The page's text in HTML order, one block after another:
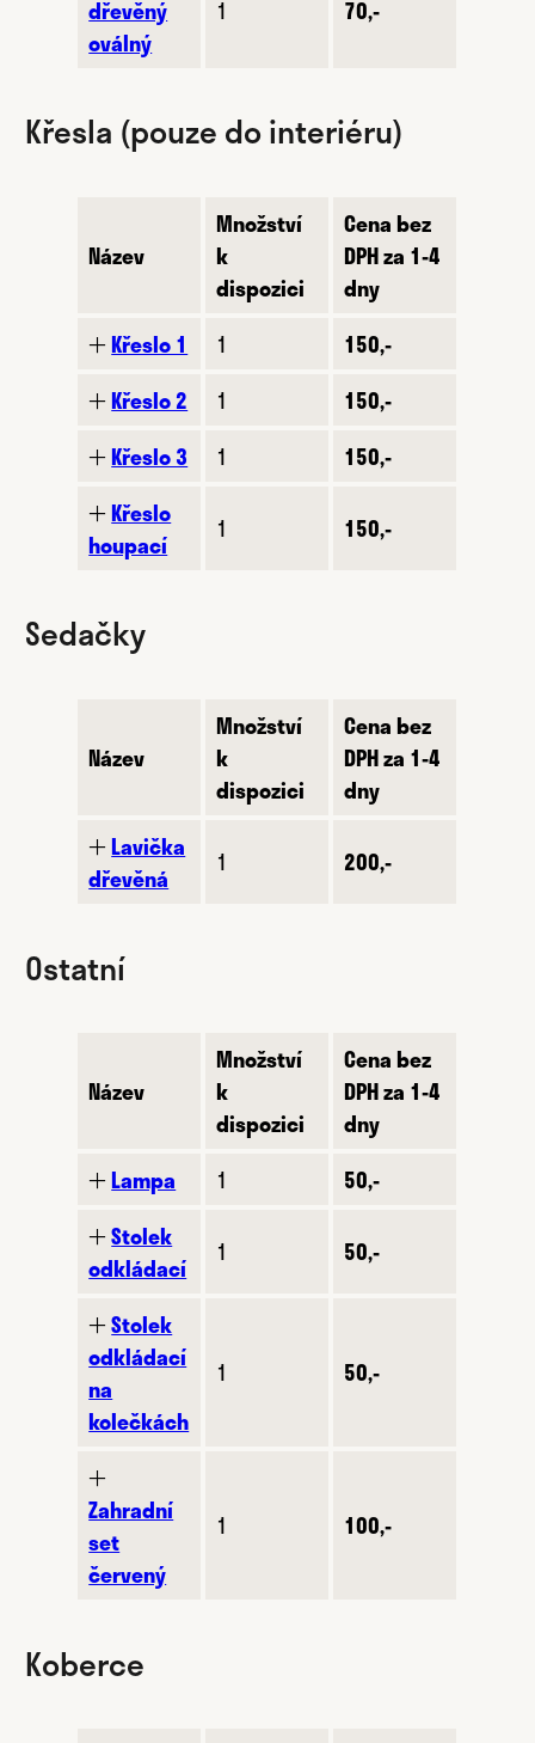
dřevěný
oválný
1 70,-
Křesla (pouze do interiéru)
Název
Množství
k
dispozici
Cena bez
DPH za 1-4
dny
🞢Křeslo 1 1
150,-
🞢Křeslo 2 1
150,-
🞢Křeslo 3 1
150,-
🞢Křeslo
houpací
1 150,-
Sedačky
Název
Množství
k
dispozici
Cena bez
DPH za 1-4
dny
🞢Lavička
dřevěná
1 200,-
Ostatní
Název
Množství
k
dispozici
Cena bez
DPH za 1-4
dny
🞢Lampa 1
50,-
🞢Stolek
odkládací
1 50,-
🞢Stolek
odkládací
na
kolečkách
1 50,-
🞢
Zahradní
set
červený
1 100,-
Koberce